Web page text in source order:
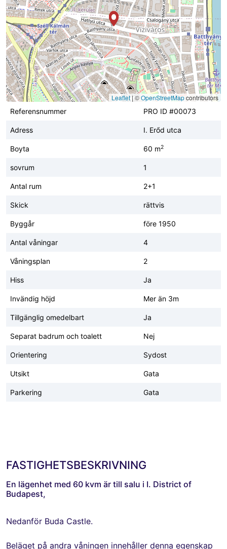
Leaflet|©OpenStreetMapcontributors
Referensnummer
PRO ID #00073
Adress I. Erőd utca
Boyta 60 m2
sovrum 1
Antal rum 2+1
Skick rättvis
Byggår före 1950
Antal våningar 4
Våningsplan 2
Hiss Ja
Invändig höjd Mer än 3m
Tillgänglig omedelbart Ja
Separat badrum och toalett Nej
Orientering Sydost
Utsikt Gata
Parkering Gata
FASTIGHETSBESKRIVNING
En lägenhet med 60 kvm är till salu i I. District of
Budapest,
Nedanför Buda Castle.
Beläget på andra våningen innehåller denna egenskap